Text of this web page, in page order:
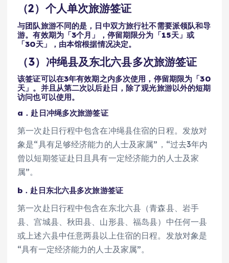
（2）个人单次旅游签证
与团队旅游不同的是，日中双方旅行社不需要派领队和导
游。有效期为「3个月」，停留期限分为「15天」或
「30天」，由本馆根据情况决定。
（3）冲绳县及东北六县多次旅游签证
该签证可以在3年有效期之内多次使用，停留期限为「30
天」。并且从第二次以后赴日，除了观光旅游以外的短期
访问也可以使用。
a．赴日冲绳多次旅游签证
第一次赴日行程中包含在冲绳县住宿的日程。发放对
象是“具有足够经济能力的人士及家属”，“过去3年内
曾以短期签证赴日且具有一定经济能力的人士及家
属”。
b．赴日东北六县多次旅游签证
第一次赴日行程中包含在东北六县（青森县、岩手
县、宫城县、秋田县、山形县、福岛县）中任何一县
或上述六县中任意两县以上住宿的日程。发放对象是
“具有一定经济能力的人士及家属”。